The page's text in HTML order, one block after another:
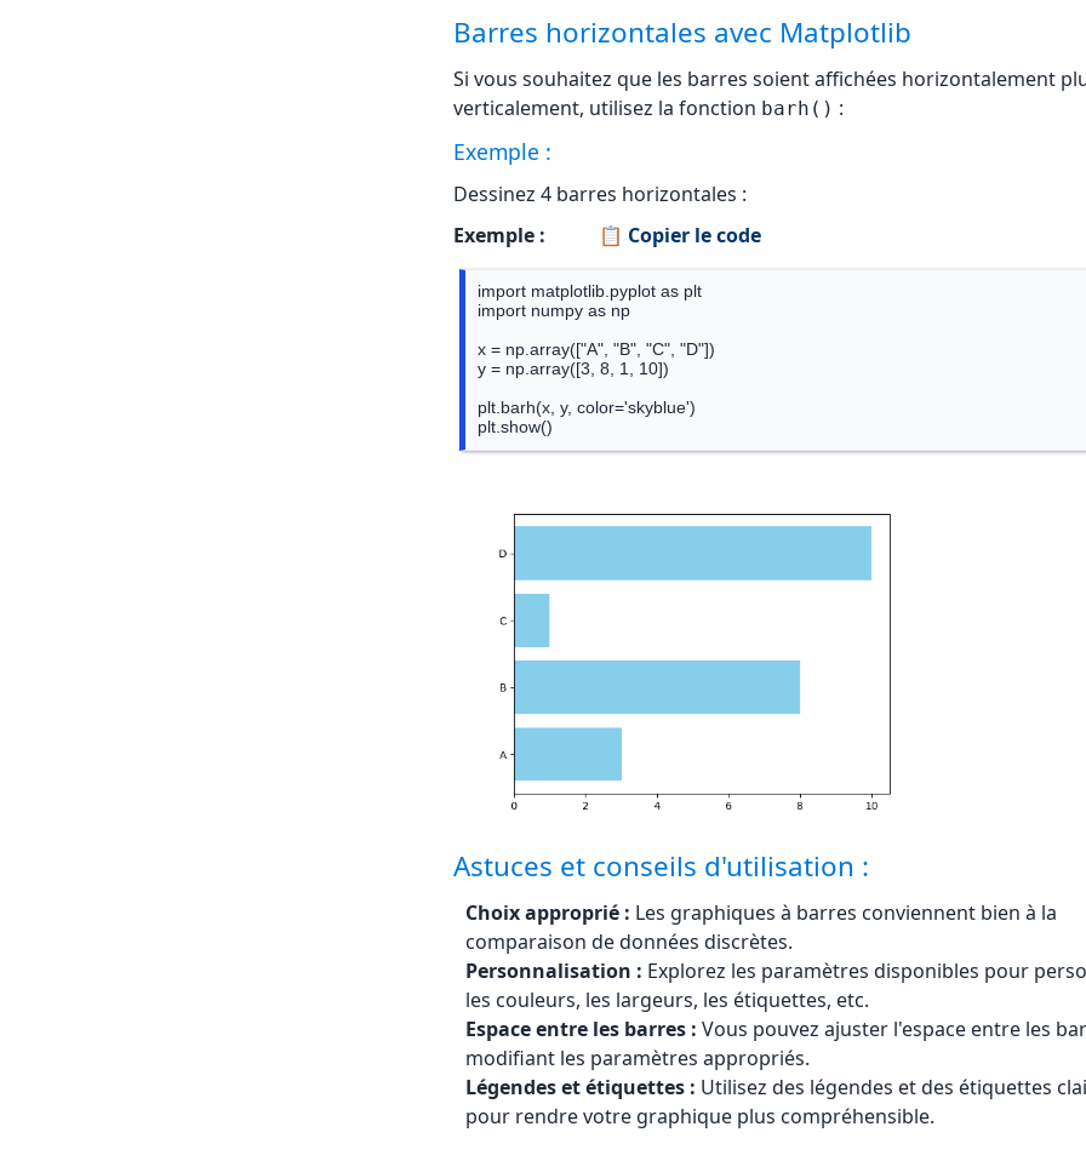
Barres horizontales avec Matplotlib
Si vous souhaitez que les barres soient affichées horizontalement
verticalement, utilisez la fonction barh() :
Exemple :
Dessinez 4 barres horizontales :
Exemple :
📋 Copier le code
import matplotlib.pyplot as plt
import numpy as np
x = np.array(["A", "B", "C", "D"])
y = np.array([3, 8, 1, 10])
plt.barh(x, y, color='skyblue')
Astuces et conseils d'utilisation :
Choix approprié : Les graphiques à barres conviennent bien à la
comparaison de données discrètes.
Personnalisation : Explorez les paramètres disponibles pour
les couleurs, les largeurs, les étiquettes, etc.
Espace entre les barres : Vous pouvez ajuster l'espace entre les
modifiant les paramètres appropriés.
Légendes et étiquettes : Utilisez des légendes et des étiquettes
pour rendre votre graphique plus compréhensible.